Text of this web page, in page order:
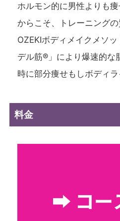
ホルモン的に男性よりも
からこそ、トレーニングの
OZEKIボディメイクメソ
デル筋®」により爆速的な
時に部分痩せもしボディラ
料金